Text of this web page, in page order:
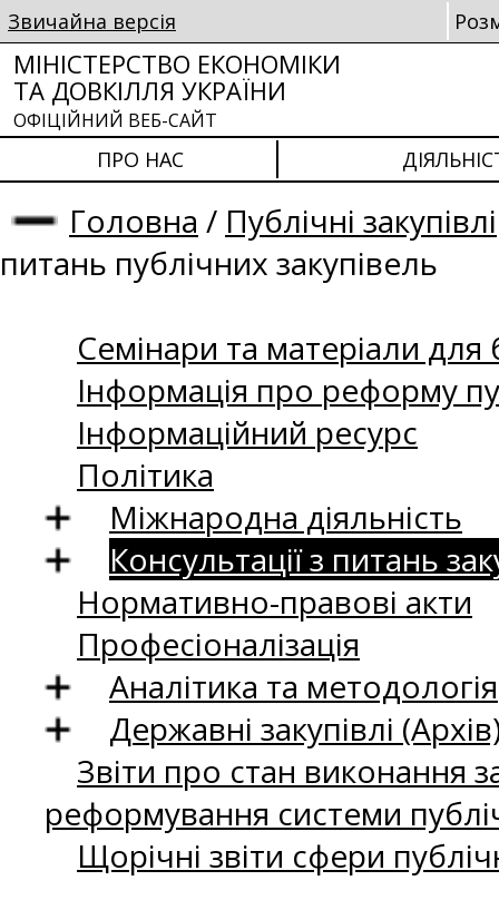
Звичайна версія
МІНІСТЕРСТВО ЕКОНОМІКИ
ТА ДОВКІЛЛЯ УКРАЇНИ
ОФІЦІЙНИЙ ВЕБ-САЙТ
ПРО НАС
Головна / Публічні закупівлі
питань публічних закупівель
Семінари та матеріали для
Інформація про реформу
Інформаційний ресурс
Політика
Міжнародна діяльність
Консультації з питань
Нормативно-правові акти
Професіоналізація
Аналітика та методологія
Державні закупівлі
Звіти про стан виконання
реформування системи
Щорічні звіти сфери